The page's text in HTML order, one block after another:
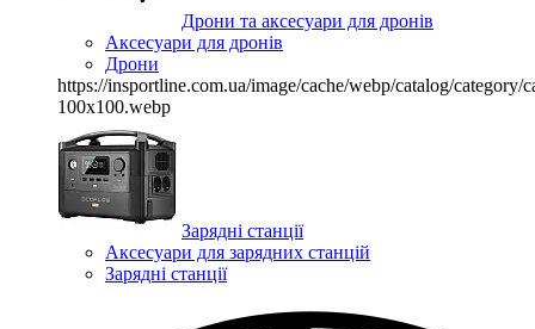
Дрони та аксесуари для дронів
Аксесуари для дронів
Дрони
https://insportline.com.ua/image/cache/webp/catalog/category/
100x100.webp
Зарядні станції
Аксесуари для зарядних станцій
Зарядні станції